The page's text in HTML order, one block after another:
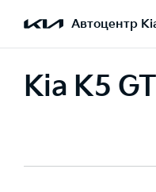
Автоцентр
Kia K5